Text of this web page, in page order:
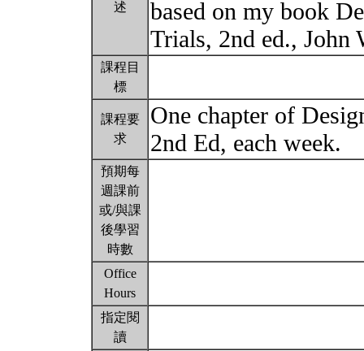
述
based on my book
Trials, 2nd ed., John
課程目
標
課程要
求
One chapter of
2nd Ed, each week.
預期每
週課前
或/與課
後學習
時數
Office
Hours
指定閱
讀